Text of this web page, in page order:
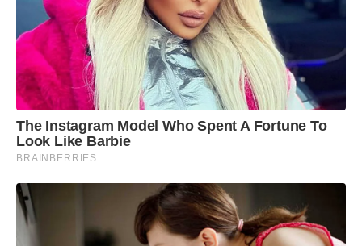
The Instagram Model Who Spent A Fortune To
Look Like Barbie
BRAINBERRIES